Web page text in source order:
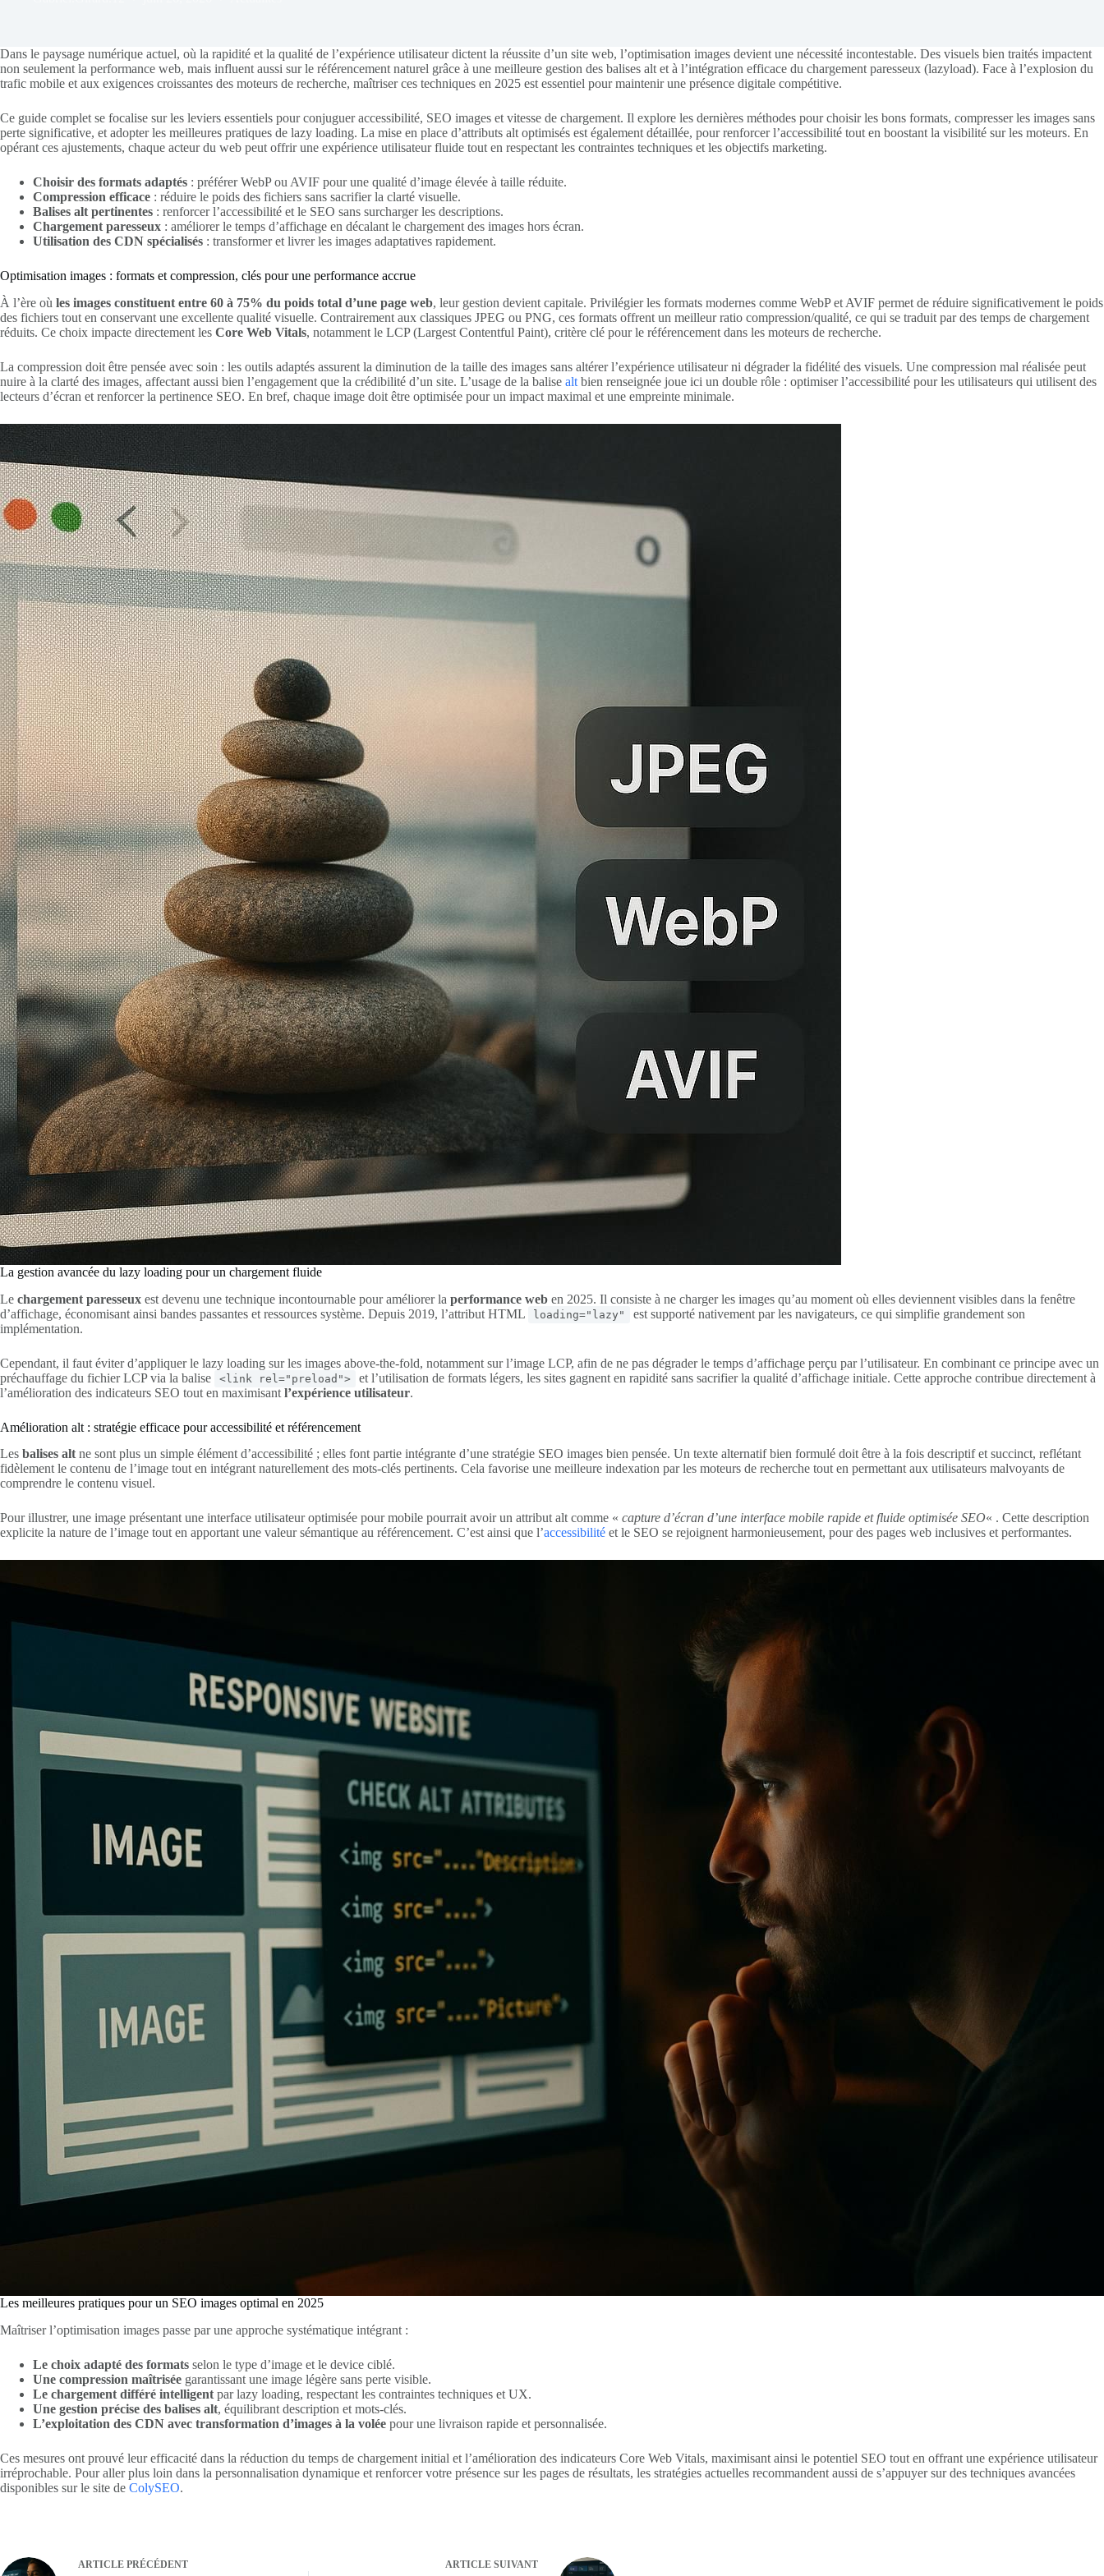
Dans le paysage numérique actuel, où la rapidité et la qualité de l’expérience utilisateur dictent la réussite d’un site web, l’optimisation images devient une nécessité incontestable. Des visuels bien traités impactent
non seulement la performance web, mais influent aussi sur le référencement naturel grâce à une meilleure gestion des balises alt et à l’intégration efficace du chargement paresseux (lazyload). Face à l’explosion du
trafic mobile et aux exigences croissantes des moteurs de recherche, maîtriser ces techniques en 2025 est essentiel pour maintenir une présence digitale compétitive.
Ce guide complet se focalise sur les leviers essentiels pour conjuguer accessibilité, SEO images et vitesse de chargement. Il explore les dernières méthodes pour choisir les bons formats, compresser les images sans
perte significative, et adopter les meilleures pratiques de lazy loading. La mise en place d’attributs alt optimisés est également détaillée, pour renforcer l’accessibilité tout en boostant la visibilité sur les moteurs. En
opérant ces ajustements, chaque acteur du web peut offrir une expérience utilisateur fluide tout en respectant les contraintes techniques et les objectifs marketing.
Choisir des formats adaptés : préférer WebP ou AVIF pour une qualité d’image élevée à taille réduite.
Compression efficace : réduire le poids des fichiers sans sacrifier la clarté visuelle.
Balises alt pertinentes : renforcer l’accessibilité et le SEO sans surcharger les descriptions.
Chargement paresseux : améliorer le temps d’affichage en décalant le chargement des images hors écran.
Utilisation des CDN spécialisés : transformer et livrer les images adaptatives rapidement.
Optimisation images : formats et compression, clés pour une performance accrue
À l’ère où les images constituent entre 60 à 75% du poids total d’une page web, leur gestion devient capitale. Privilégier les formats modernes comme WebP et AVIF permet de réduire significativement le poids
des fichiers tout en conservant une excellente qualité visuelle. Contrairement aux classiques JPEG ou PNG, ces formats offrent un meilleur ratio compression/qualité, ce qui se traduit par des temps de chargement
réduits. Ce choix impacte directement les Core Web Vitals, notamment le LCP (Largest Contentful Paint), critère clé pour le référencement dans les moteurs de recherche.
La compression doit être pensée avec soin : les outils adaptés assurent la diminution de la taille des images sans altérer l’expérience utilisateur ni dégrader la fidélité des visuels. Une compression mal réalisée peut
nuire à la clarté des images, affectant aussi bien l’engagement que la crédibilité d’un site. L’usage de la balise alt bien renseignée joue ici un double rôle : optimiser l’accessibilité pour les utilisateurs qui utilisent des
lecteurs d’écran et renforcer la pertinence SEO. En bref, chaque image doit être optimisée pour un impact maximal et une empreinte minimale.
La gestion avancée du lazy loading pour un chargement fluide
Le chargement paresseux est devenu une technique incontournable pour améliorer la performance web en 2025. Il consiste à ne charger les images qu’au moment où elles deviennent visibles dans la fenêtre
d’affichage, économisant ainsi bandes passantes et ressources système. Depuis 2019, l’attribut HTML
loading="lazy"
est supporté nativement par les navigateurs, ce qui simplifie grandement son
implémentation.
Cependant, il faut éviter d’appliquer le lazy loading sur les images above-the-fold, notamment sur l’image LCP, afin de ne pas dégrader le temps d’affichage perçu par l’utilisateur. En combinant ce principe avec un
préchauffage du fichier LCP via la balise
<link rel="preload">
et l’utilisation de formats légers, les sites gagnent en rapidité sans sacrifier la qualité d’affichage initiale. Cette approche contribue directement à
l’amélioration des indicateurs SEO tout en maximisant l’expérience utilisateur.
Amélioration alt : stratégie efficace pour accessibilité et référencement
Les balises alt ne sont plus un simple élément d’accessibilité ; elles font partie intégrante d’une stratégie SEO images bien pensée. Un texte alternatif bien formulé doit être à la fois descriptif et succinct, reflétant
fidèlement le contenu de l’image tout en intégrant naturellement des mots-clés pertinents. Cela favorise une meilleure indexation par les moteurs de recherche tout en permettant aux utilisateurs malvoyants de
comprendre le contenu visuel.
Pour illustrer, une image présentant une interface utilisateur optimisée pour mobile pourrait avoir un attribut alt comme « capture d’écran d’une interface mobile rapide et fluide optimisée SEO« . Cette description
explicite la nature de l’image tout en apportant une valeur sémantique au référencement. C’est ainsi que l’accessibilité et le SEO se rejoignent harmonieusement, pour des pages web inclusives et performantes.
Les meilleures pratiques pour un SEO images optimal en 2025
Maîtriser l’optimisation images passe par une approche systématique intégrant :
Le choix adapté des formats selon le type d’image et le device ciblé.
Une compression maîtrisée garantissant une image légère sans perte visible.
Le chargement différé intelligent par lazy loading, respectant les contraintes techniques et UX.
Une gestion précise des balises alt, équilibrant description et mots-clés.
L’exploitation des CDN avec transformation d’images à la volée pour une livraison rapide et personnalisée.
Ces mesures ont prouvé leur efficacité dans la réduction du temps de chargement initial et l’amélioration des indicateurs Core Web Vitals, maximisant ainsi le potentiel SEO tout en offrant une expérience utilisateur
irréprochable. Pour aller plus loin dans la personnalisation dynamique et renforcer votre présence sur les pages de résultats, les stratégies actuelles recommandent aussi de s’appuyer sur des techniques avancées
disponibles sur le site de ColySEO.
ARTICLE PRÉCÉDENT ARTICLE SUIVANT